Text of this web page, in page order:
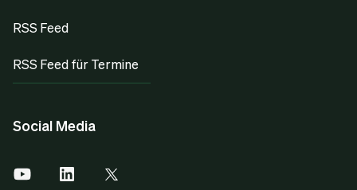
RSS Feed
RSS Feed für Termine
Social Media